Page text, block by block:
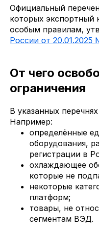
Официальный
которых экспортный
особым правилам,
России от 20.01.2025
От чего
ограничения
В указанных
Например:
определённые
оборудования,
регистрации в
охлаждающее
которые не
некоторые
платформ;
товары, не
сегментам ВЭД.